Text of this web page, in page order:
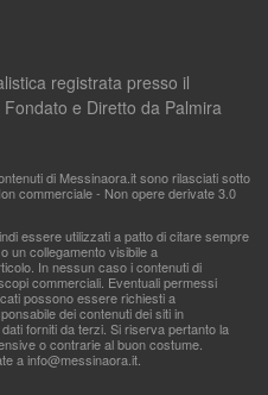
registrata presso il
e Diretto da Palmira
di Messinaora.it sono rilasciati sotto
commerciale - Non opere derivate 3.0
essere utilizzati a patto di citare sempre
un collegamento visibile a
In nessun caso i contenuti di
commerciali. Eventuali permessi
possono essere richiesti a
dei contenuti dei siti in
forniti da terzi. Si riserva pertanto la
o contrarie al buon costume.
ainfo@messinaora.it